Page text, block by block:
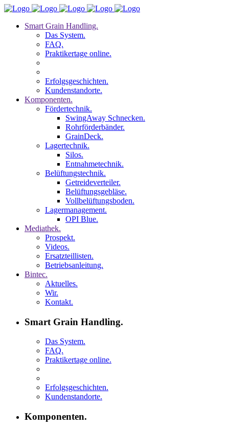
Smart Grain Handling.
Das System.
FAQ.
Praktikertage online.
Erfolgsgeschichten.
Kundenstandorte.
Komponenten.
Fördertechnik.
SwingAway Schnecken.
Rohrförderbänder.
GrainDeck.
Lagertechnik.
Silos.
Entnahmetechnik.
Belüftungstechnik.
Getreideverteiler.
Belüftungsgebläse.
Vollbelüftungsboden.
Lagermanagement.
OPI Blue.
Mediathek.
Prospekt.
Videos.
Ersatzteillisten.
Betriebsanleitung.
Bintec.
Aktuelles.
Wir.
Kontakt.
Smart Grain Handling.
Das System.
FAQ.
Praktikertage online.
Erfolgsgeschichten.
Kundenstandorte.
Komponenten.